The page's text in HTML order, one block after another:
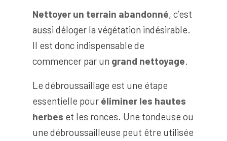
Nettoyer un terrain abandonné, c’est
aussi déloger la végétation indésirable.
Il est donc indispensable de
commencer par un grand nettoyage.
Le débroussaillage est une étape
essentielle pour éliminer les hautes
herbes et les ronces. Une tondeuse ou
une débroussailleuse peut être utilisée